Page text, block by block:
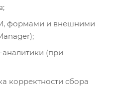
формами и внешними
(при
корректности сбора